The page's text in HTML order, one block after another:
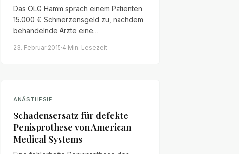
Das OLG Hamm sprach einem Patienten
15.000 € Schmerzensgeld zu, nachdem
behandelnde Ärzte eine
auf eine rechtzeitige Überweisung an
23. Februar 2015·4 Min. Lesezeit
ANÄSTHESIE
Schadensersatz für defekte
Penisprothese von American
Medical Systems